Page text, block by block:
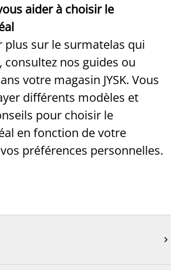
aider à choisir le
plus sur le surmatelas qui
consultez nos guides ou
votre magasin JYSK. Vous
différents modèles et
pour choisir le
en fonction de votre
préférences personnelles.
